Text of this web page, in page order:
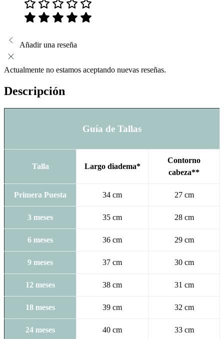
Añadir una reseña
Actualmente no estamos aceptando nuevas reseñas.
Descripción
Guía de Tallas
Talla Largo diadema*
Contorno
cabeza**
Primera Puesta 34 cm 27 cm
3 meses 35 cm 28 cm
6 meses 36 cm 29 cm
9 meses 37 cm 30 cm
12 meses 38 cm 31 cm
18 meses 39 cm 32 cm
24 meses 40 cm 33 cm